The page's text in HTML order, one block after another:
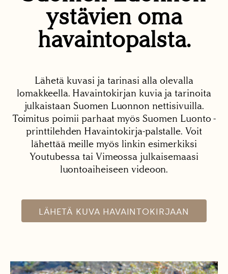
ystävien oma
havaintopalsta.
Lähetä kuvasi ja tarinasi alla olevalla
lomakkeella. Havaintokirjan kuvia ja tarinoita
julkaistaan Suomen Luonnon nettisivuilla.
Toimitus poimii parhaat myös Suomen Luonto -
printtilehden Havaintokirja-palstalle. Voit
lähettää meille myös linkin esimerkiksi
Youtubessa tai Vimeossa julkaisemaasi
luontoaiheiseen videoon.
LÄHETÄ KUVA HAVAINTOKIRJAAN